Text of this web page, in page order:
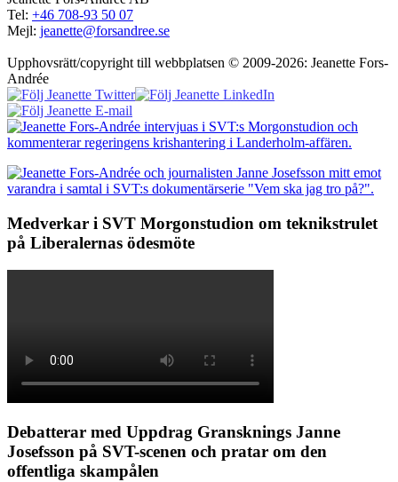
Tel: +46 708-93 50 07
Mejl: jeanette@forsandree.se
Upphovsrätt/copyright till webbplatsen © 2009-2026: Jeanette Fors-
Andrée
Medverkar i SVT Morgonstudion om teknikstrulet
på Liberalernas ödesmöte
Debatterar med Uppdrag Gransknings Janne
Josefsson på SVT-scenen och pratar om den
offentliga skampålen